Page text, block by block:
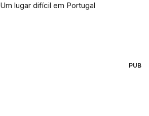
Um lugar difícil em Portugal
PUB